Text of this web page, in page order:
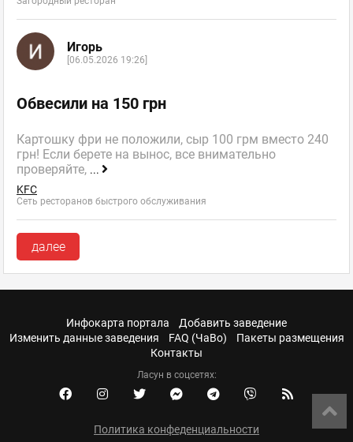
Игорь
[06.05.2026 19:26]
Обвесили на 150 грн
Картошку фри не положили, сыр 100 грм вместо 240
грн! Если берете на вынос, все внимательно
проверяйте, ...
KFC
Сеть ресторанов быстрого обслуживания
далее
Инфокарта портала
Добавить заведение
Изменить данные заведения
FAQ (ЧаВо)
Пакеты размещения
Контакты
Ласун в соцсетях:
Политика конфеденциальности